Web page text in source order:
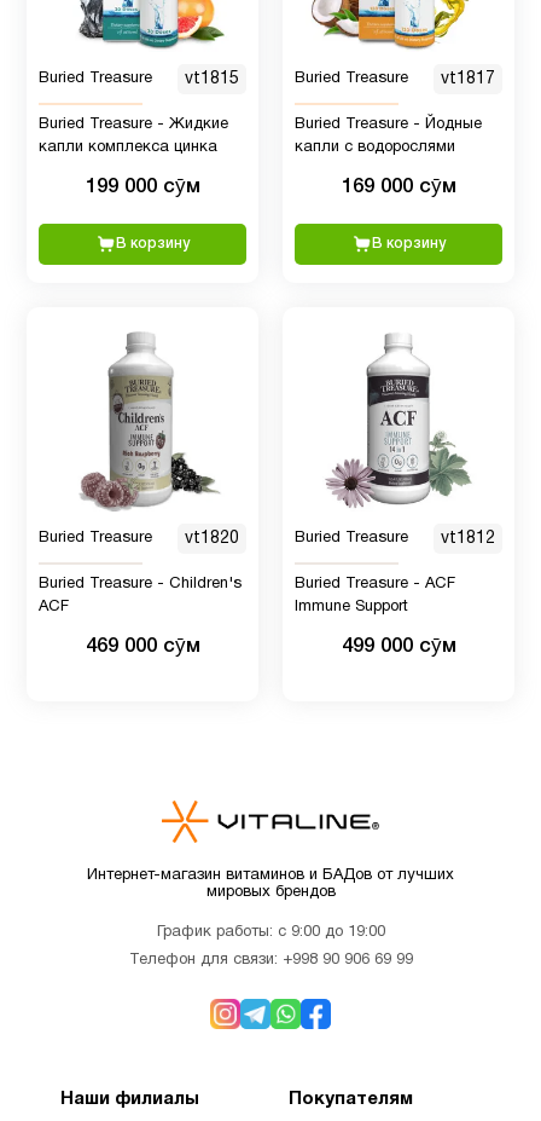
Новые
поступления
2
волосы
3
Препараты
с магнием
Продукты
эндокринологов
Buried Treasure vt1815
Buried Treasure - Жидкие
капли комплекса цинка
199 000 сӯм
В корзину
Buried Treasure vt1817
Buried Treasure - Йодные
капли с водорослями
169 000 сӯм
В корзину
Buried Treasure vt1820
Buried Treasure - Children's
ACF
469 000 сӯм
Buried Treasure vt1812
Buried Treasure - ACF
Immune Support
499 000 сӯм
Интернет-магазин витаминов и БАДов от лучших
мировых брендов
График работы: с 9:00 до 19:00
Телефон для связи: +998 90 906 69 99
Наши филиалы Покупателям